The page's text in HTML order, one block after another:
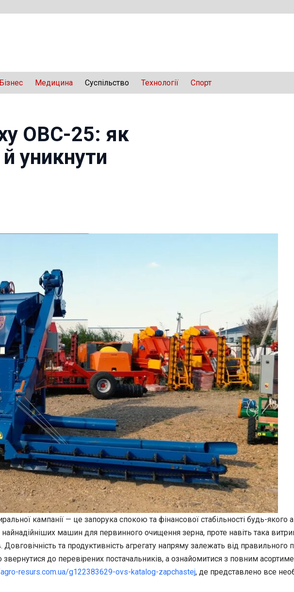
Бізнес Медицина Суспільство Технології Спорт
ОВС-25: як
й уникнути
кампанії — це запорука спокою та фінансової стабільності будь-
машин для первинного очищення зерна, проте навіть така
Довговічність та продуктивність агрегату напряму залежать від
до перевірених постачальників, а ознайомитися з повним
resurs.com.ua/g122383629-ovs-katalog-zapchastej, де представлено все